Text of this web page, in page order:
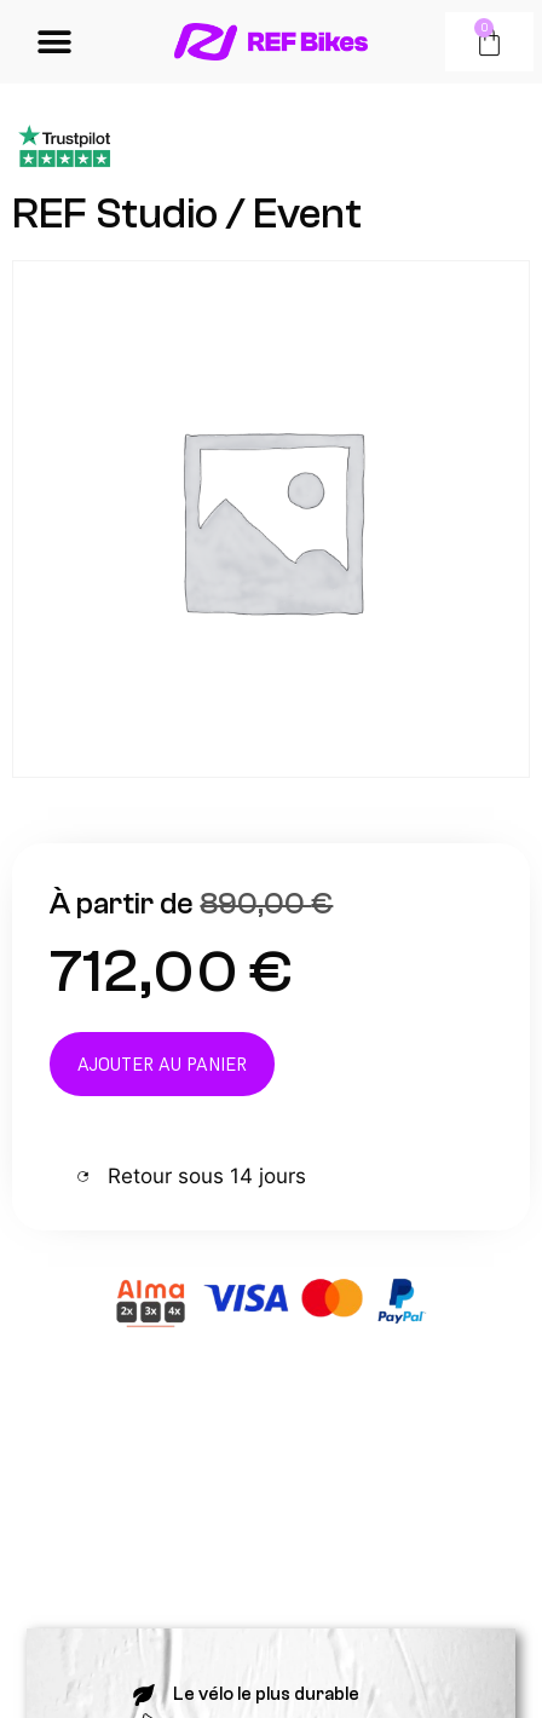
0
REF Studio / Event
890,00€
712,00€
AJOUTER AU PANIER
Retour sous 14 jours
Le vélo le plus durable